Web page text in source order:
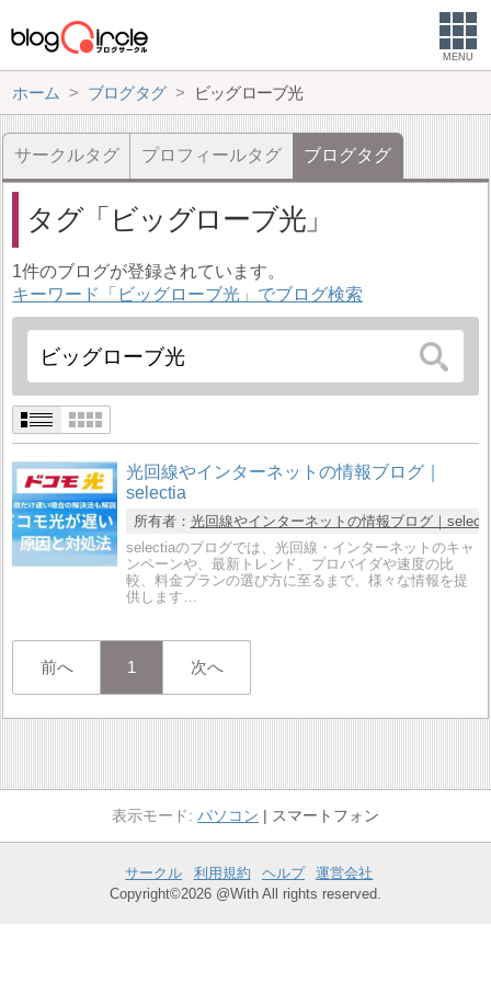
MENU
ホーム ブログタグ ビッグローブ光
サークルタグ プロフィールタグ ブログタグ
タグ ビッグローブ光
1件のブログが登録されています。
キーワード「ビッグローブ光」でブログ検索
光回線やインターネットの情報ブログ｜
selectia
所有者： 光回線やインターネットの情報ブログ｜
selectiaのブログでは、光回線・インターネットのキャ
ンペーンや、最新トレンド、プロバイダや速度の比
較、料金プランの選び方に至るまで、様々な情報を提
供します…
前へ 1 次へ
パソコン スマートフォン
サークル 利用規約 ヘルプ
運営会社
Copyright©2026 @With All rights reserved.